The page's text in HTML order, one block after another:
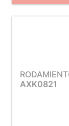
AXK0821